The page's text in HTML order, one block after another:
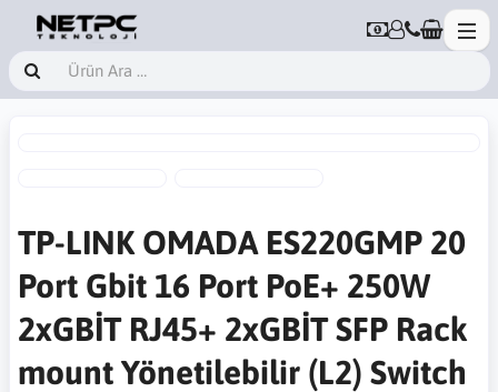
TP-LINK OMADA ES220GMP 20
Port Gbit 16 Port PoE+ 250W
2xGBİT RJ45+ 2xGBİT SFP Rack
mount Yönetilebilir (L2) Switch